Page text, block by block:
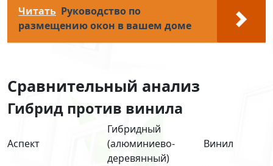
Читать Руководство по
размещению окон в вашем доме
Сравнительный анализ
Гибрид против винила
Аспект
Гибридный
(алюминиево-
деревянный)
Винил